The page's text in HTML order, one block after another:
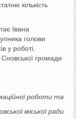
кількість
Івана
голови
у роботі,
Сновської громади
роботи та
міської ради